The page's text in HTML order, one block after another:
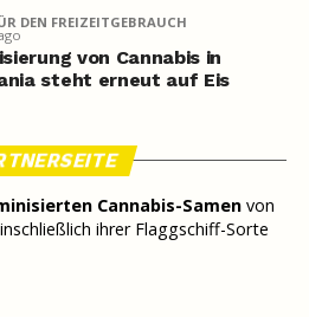
DEN FREIZEITGEBRAUCH
von Cannabis in
steht erneut auf Eis
Cannabis-Samenvon
ihrer Flaggschiff-Sorte